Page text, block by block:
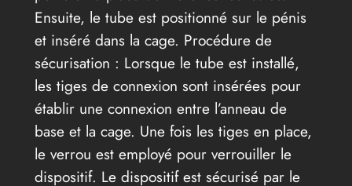
Ensuite, le tube est positionné sur le pénis
et inséré dans la cage. Procédure de
sécurisation : Lorsque le tube est installé,
les tiges de connexion sont insérées pour
établir une connexion entre l’anneau de
base et la cage. Une fois les tiges en place,
le verrou est employé pour verrouiller le
dispositif. Le dispositif est sécurisé par le